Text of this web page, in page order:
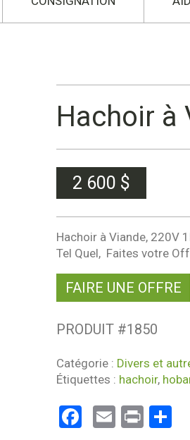
Hachoir à
2 600 $
Hachoir à Viande, 220V
Tel Quel, Faites votre
FAIRE UNE OFFRE
PRODUIT #1850
Catégorie : Divers et
Étiquettes : hachoir,
Facebook
Email
Print